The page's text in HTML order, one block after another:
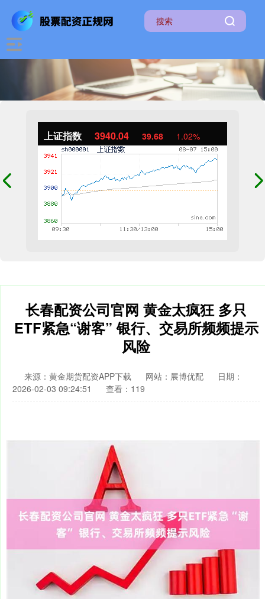
上证指数 3940.04 39.68 1.02%
长春配资公司官网 黄金太疯狂 多只
ETF紧急“谢客” 银行、交易所频频提示
风险
来源：黄金期货配资APP下载 网站：展博优配
日期：
2026-02-03 09:24:51
查看：119